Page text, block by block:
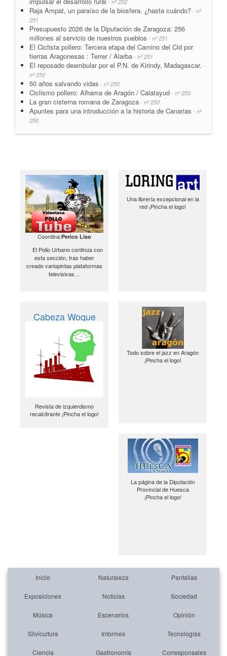
- nº 252
Raja Ampat, un paraíso de la biosfera. ¿hasta cuándo? - nº
251
Presupuesto 2026 de la Diputación de Zaragoza: 256
millones al servicio de nuestros pueblos - nº 251
El Ciclista pollero: Tercera etapa del Camino del Cid por
tierras Aragonesas : Terrer / Alarba - nº 251
El reposado deambular por el P.N. de Kirindy, Madagascar. -
nº 250
50 años salvando vidas - nº 250
Ciclismo pollero: Alhama de Aragón / Calatayud - nº 250
La gran cisterna romana de Zaragoza - nº 250
Apuntes para una introducción a la historia de Canarias - nº
250
Coordina:Perico Liso
El Pollo Urbano continúa con
esta sección, tras haber
creado variopintas plataformas
televisivas…
Una librería excepcional en la
red ¡Pincha el logo!
Cabeza Woque
Revista de izquierdismo
recalcitrante ¡Pincha el logo!
Todo sobre el jazz en Aragón
¡Pincha el logo!
La página de la Diputación
Provincial de Huesca
¡Pincha el logo!
Inicio Naturaleza Pantallas
Exposiciones Noticias Sociedad
Música Escenarios Opinión
Silvicultura Informes Tecnologías
Ciencia Gastronomía Corresponsales